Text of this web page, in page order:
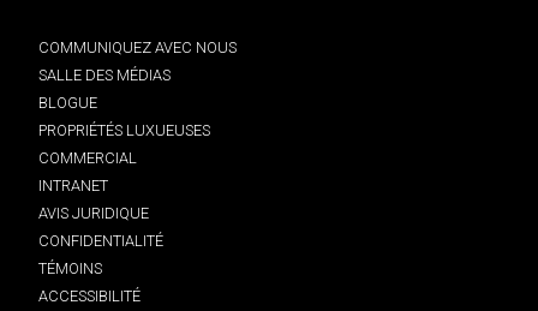
COMMUNIQUEZ AVEC NOUS
SALLE DES MÉDIAS
BLOGUE
PROPRIÉTÉS LUXUEUSES
COMMERCIAL
INTRANET
AVIS JURIDIQUE
CONFIDENTIALITÉ
TÉMOINS
ACCESSIBILITÉ